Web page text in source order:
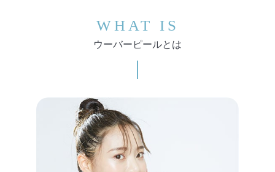
WHAT IS
ウーバーピールとは